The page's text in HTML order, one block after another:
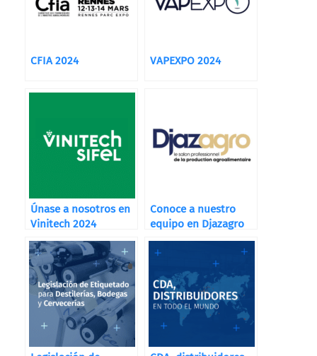
CFIA 2024 VAPEXPO 2024
Únase a nosotros en
Vinitech 2024
Conoce a nuestro
equipo en Djazagro